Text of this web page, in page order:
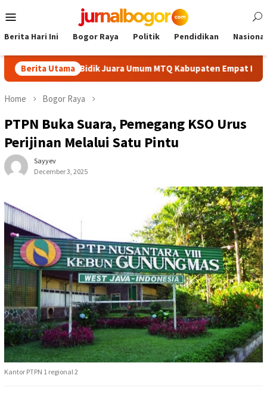
to
Menu
Berita Hari Ini Bogor Raya Politik Pendidikan Nasional
Berita Utama
Bidik Juara Umum MTQ Kabupaten Empat Kali Beruntun
Home Bogor Raya
PTPN Buka Suara, Pemegang KSO Urus
Perijinan Melalui Satu Pintu
Sayyev
December 3, 2025
Kantor PTPN 1 regional 2